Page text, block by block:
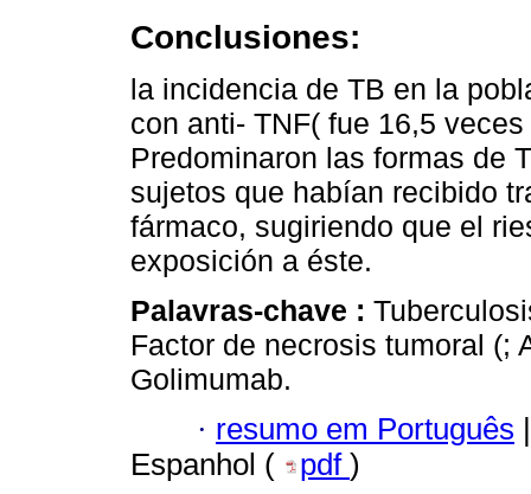
Conclusiones:
la incidencia de TB en la
con anti- TNF( fue 16,5
Predominaron las formas de
sujetos que habían recibido
fármaco, sugiriendo que el
exposición a éste.
Palavras-chave :
Factor de necrosis tumoral (;
Golimumab.
· resumo em Português
Espanhol (
pdf )